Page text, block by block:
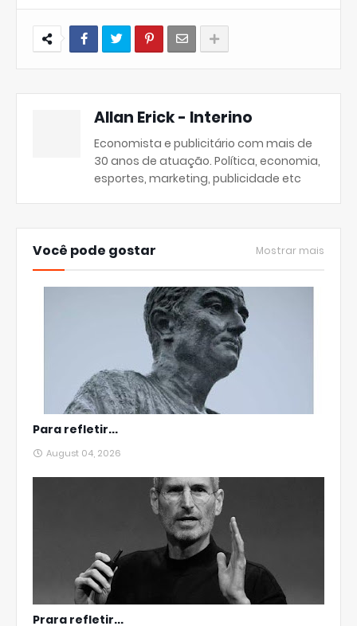
Allan Erick - Interino
Economista e publicitário com mais de
30 anos de atuação. Política, economia,
esportes, marketing, publicidade etc
Você pode gostar Mostrar mais
Para refletir...
August 04, 2026
Prara refletir...